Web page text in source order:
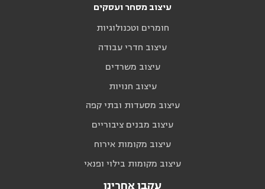
עיצוב מסחר ועסקים
חומרים וטכנולוגיות
עיצוב חדרי עבודה
עיצוב משרדים
עיצוב חנויות
עיצוב מסעדות ובתי קפה
עיצוב מבנים ציבוריים
עיצוב מקומות אירוח
עיצוב מקומות בילוי ופנאי
עקבו אחרינו